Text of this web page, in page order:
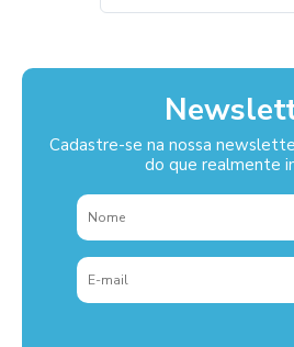
Cadastre-se na nossa
do que realmente